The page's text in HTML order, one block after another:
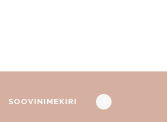
SOOVINIMEKIRI